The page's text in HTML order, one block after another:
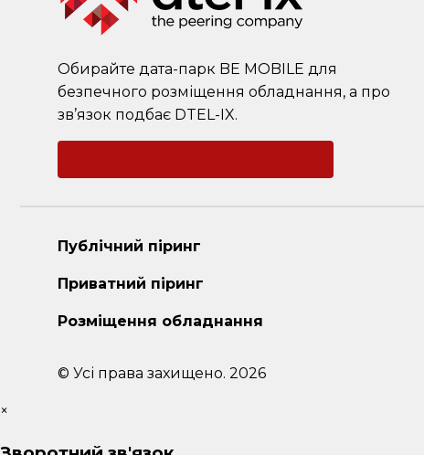
Обирайте дата-парк BE MOBILE для
безпечного розміщення обладнання, а про
зв’язок подбає DTEL-IX.
Публічний піринг
Приватний піринг
Розміщення обладнання
© Усі права захищено. 2026
×